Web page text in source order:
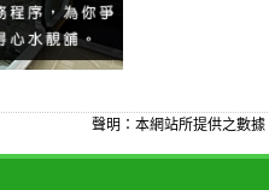
聲明：本網站所提供之數